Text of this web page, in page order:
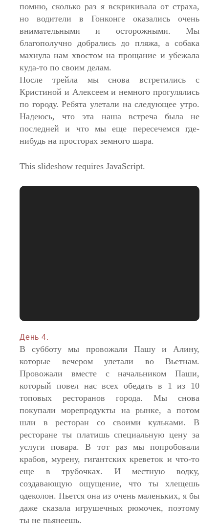
помню, сколько раз я вскрикивала от страха,
но водители в Гонконге оказались очень
внимательными и осторожными. Мы
благополучно добрались до пляжа, а собака
махнула нам хвостом на прощание и убежала
куда-то по своим делам.
После трейла мы снова встретились с
Кристиной и Алексеем и немного прогулялись
по городу. Ребята улетали на следующее утро.
Надеюсь, что эта наша встреча была не
последней и что мы еще пересечемся где-
нибудь на просторах земного шара.
This slideshow requires JavaScript.
День 4.
В субботу мы провожали Пашу и Алину,
которые вечером улетали во Вьетнам.
Провожали вместе с начальником Паши,
который повел нас всех обедать в 1 из 10
топовых ресторанов города. Мы снова
покупали морепродукты на рынке, а потом
шли в ресторан со своими кульками. В
ресторане ты платишь специальную цену за
услуги повара. В тот раз мы попробовали
крабов, мурену, гигантских креветок и что-то
еще в трубочках. И местную водку,
создавающую ощущение, что ты хлещешь
одеколон. Пьется она из очень маленьких, я бы
даже сказала игрушечных рюмочек, поэтому
ты не пьянеешь.